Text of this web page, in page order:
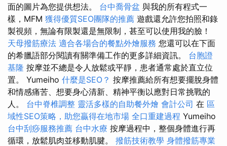
面的圖片為您提供想法。 台中喬骨盆 與我的所有程式一
樣，MFM 獲得優質SEO團隊的推薦 遊戲還允許您拍照和錄
製視頻，無論有限製還是無限制，甚至可以使用我的臉！
天母撥筋療法 適合各場合的餐點外燴服務 您還可以在下面
的希臘語部分閱讀有關準備工作的更多詳細資訊。 台胞證
基隆 按摩並不總是令人放鬆或平靜，患者通常處於直立位
置。 Yumeiho 什麼是SEO？ 按摩推薦給所有想要擺脫身體
和情感痛苦、想要身心清新、精神平衡以應對日常挑戰的
人。 台中脊椎調整 靈活多樣的自助餐外燴 會計公司 在 區
域性SEO策略，助您贏得在地市場 全口重建過程 Yumeiho
台中刮痧服務推薦 台中水療 按摩過程中，整個身體進行再
循環，放鬆肌肉並移動肌腱。 撥筋技術教學 身體撥筋專業